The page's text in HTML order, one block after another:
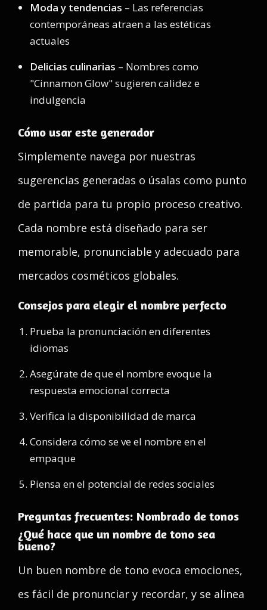
Moda y tendencias – Las referencias
contemporáneas atraen a las estéticas
actuales
Delicias culinarias – Nombres como
"Cinnamon Glow" sugieren calidez e
indulgencia
Cómo usar este generador
Simplemente navega por nuestras
sugerencias generadas o úsalas como punto
de partida para tu propio proceso creativo.
Cada nombre está diseñado para ser
memorable, pronunciable y adecuado para
mercados cosméticos globales.
Consejos para elegir el nombre perfecto
Prueba la pronunciación en diferentes
idiomas
Asegúrate de que el nombre evoque la
respuesta emocional correcta
Verifica la disponibilidad de marca
Considera cómo se ve el nombre en el
empaque
Piensa en el potencial de redes sociales
Preguntas frecuentes: Nombrado de tonos
¿Qué hace que un nombre de tono sea
bueno?
Un buen nombre de tono evoca emociones,
es fácil de pronunciar y recordar, y se alinea